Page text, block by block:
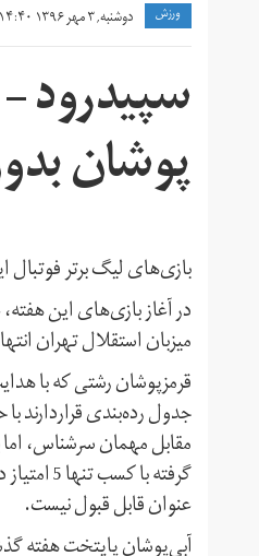
ورزش دوشنبه, ۳ مهر ۱۳۹۶ ۱۴:۴۰
سپیدرود
پوشان
بازی‌های لیگ برتر فوتبال
در آغاز بازی‌های این
میزبان استقلال تهران
جدول رده‌بندی قراردارند
مقابل مهمان سرشناس،
گرفته
عنوان قابل قبول نیست.